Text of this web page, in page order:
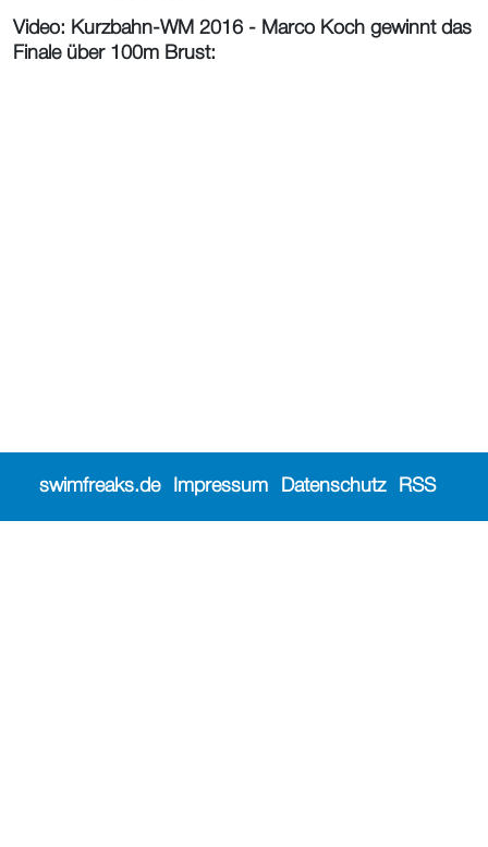
Video: Kurzbahn-WM 2016 - Marco Koch gewinnt das
Finale über 100m Brust:
swimfreaks.de Impressum Datenschutz RSS